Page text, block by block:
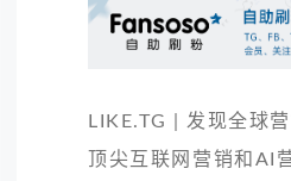
LIKE.TG | 发现全球
顶尖互联网营销和AI